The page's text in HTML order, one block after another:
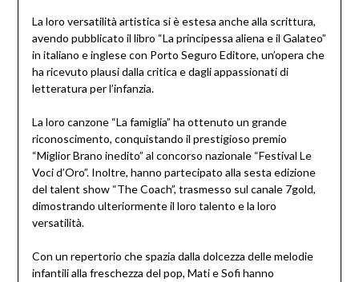
La loro versatilità artistica si è estesa anche alla scrittura,
avendo pubblicato il libro “La principessa aliena e il Galateo”
in italiano e inglese con Porto Seguro Editore, un’opera che
ha ricevuto plausi dalla critica e dagli appassionati di
letteratura per l’infanzia.
La loro canzone “La famiglia” ha ottenuto un grande
riconoscimento, conquistando il prestigioso premio
“Miglior Brano inedito” al concorso nazionale “Festival Le
Voci d’Oro”. Inoltre, hanno partecipato alla sesta edizione
del talent show “The Coach”, trasmesso sul canale 7gold,
dimostrando ulteriormente il loro talento e la loro
versatilità.
Con un repertorio che spazia dalla dolcezza delle melodie
infantili alla freschezza del pop, Mati e Sofi hanno